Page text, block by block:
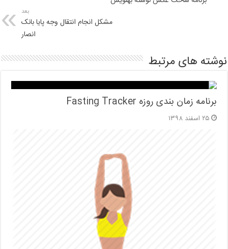
بعد
مشکل انجام انتقال وجه پایا بانک
انصار
نوشته های مرتبط
برنامه زمان بندی روزه Fasting Tracker
۲۵ اسفند ۱۳۹۸